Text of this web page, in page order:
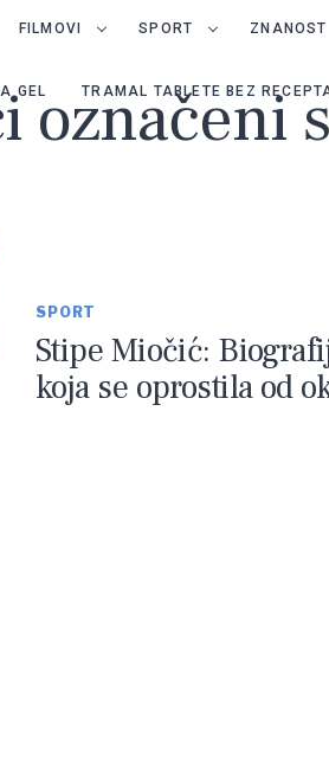
FILMOVI SPORT ZNANOST
GEL TRAMAL TABLETE BEZ
označeni
SPORT
Stipe Miočić:
koja se oprostila od